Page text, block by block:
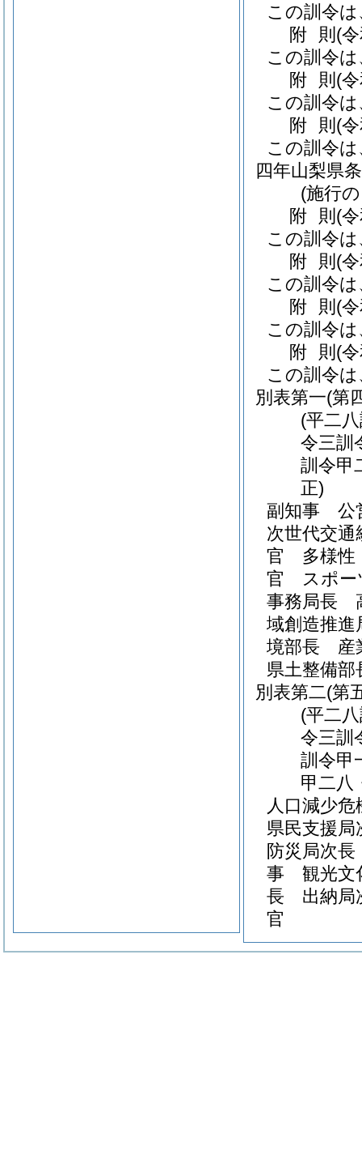
この訓令
附 則 (
この訓令
附 則 (
この訓令
附 則 (
この訓令
四年山梨県
(施行
附 則 (
この訓令
附 則 (
この訓令
附 則 (
この訓令
附 則 (
この訓令
別表第一(第
(平二
令三訓
訓令甲
正)
副知事 公
次世代交
官 多様性
官 スポー
事務局長
域創造推
境部長 産
県土整備
別表第二(第
(平二
令三訓
訓令甲
甲二八
人口減少
県民支援
防災局次
事 観光文
長 出納局
官